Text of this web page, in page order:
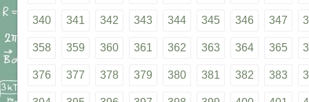
340 341 342 343 344 345 346 347
358 359 360 361 362 363 364 365
376 377 378 379 380 381 382 383